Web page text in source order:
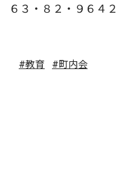
６３・８２・９６４２
#教育 #町内会